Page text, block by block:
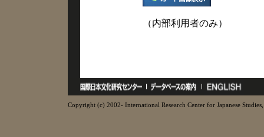
（内部利用者のみ）
Copyright (c) 2002- International Research Center for Japanese